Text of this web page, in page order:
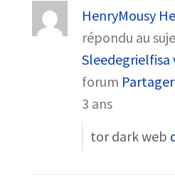
HenryMousy
répondu au
Sleedegrielfisa
forum
3 ans
tor dark web